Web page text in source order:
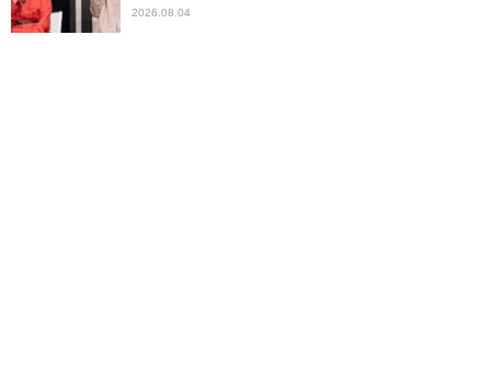
2026.08.04